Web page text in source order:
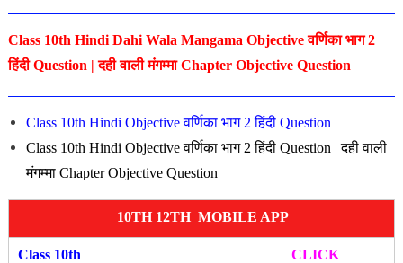
Class 10th Hindi Dahi Wala Mangama Objective वर्णिका भाग 2
हिंदी Question | दही वाली मंगम्मा Chapter Objective Question
Class 10th Hindi Objective वर्णिका भाग 2 हिंदी Question
Class 10th Hindi Objective वर्णिका भाग 2 हिंदी Question | दही वाली
मंगम्मा Chapter Objective Question
10TH 12TH MOBILE APP
Class 10th CLICK